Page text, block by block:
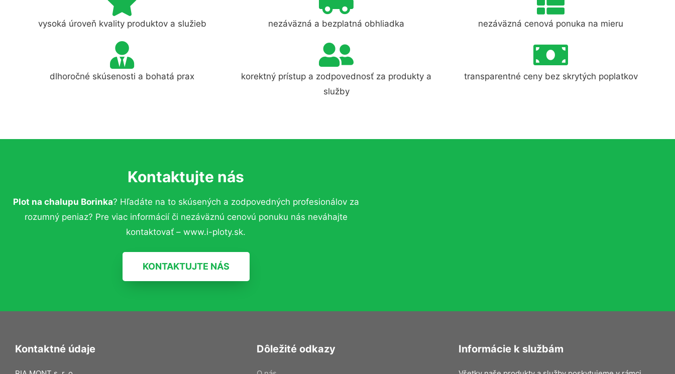
vysoká úroveň kvality produktov a služieb nezáväzná a bezplatná obhliadka nezáväzná cenová ponuka na mieru
dlhoročné skúsenosti a bohatá prax
korektný prístup a zodpovednosť za produkty a
služby
transparentné ceny bez skrytých poplatkov
Kontaktujte nás
Plot na chalupu Borinka? Hľadáte na to skúsených a zodpovedných profesionálov za
rozumný peniaz? Pre viac informácií či nezáväznú cenovú ponuku nás neváhajte
kontaktovať – www.i-ploty.sk.
KONTAKTUJTE NÁS
Kontaktné údaje Dôležité odkazy Informácie k službám